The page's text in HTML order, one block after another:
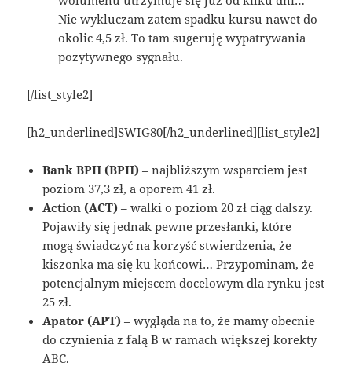
Nie wykluczam zatem spadku kursu nawet do
okolic 4,5 zł. To tam sugeruję wypatrywania
pozytywnego sygnału.
[/list_style2]
[h2_underlined]SWIG80[/h2_underlined][list_style2]
Bank BPH (BPH) – najbliższym wsparciem jest
poziom 37,3 zł, a oporem 41 zł.
Action (ACT) – walki o poziom 20 zł ciąg dalszy.
Pojawiły się jednak pewne przesłanki, które
mogą świadczyć na korzyść stwierdzenia, że
kiszonka ma się ku końcowi… Przypominam, że
potencjalnym miejscem docelowym dla rynku jest
25 zł.
Apator (APT) – wygląda na to, że mamy obecnie
do czynienia z falą B w ramach większej korekty
ABC.